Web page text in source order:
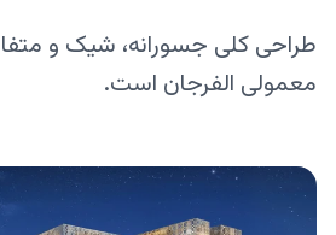
طراحی کلی جسورانه، شیک و
معمولی الفرجان است.